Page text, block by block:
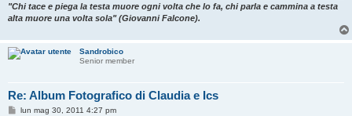
"Chi tace e piega la testa muore ogni volta che lo fa, chi parla e cammina a testa
alta muore una volta sola" (Giovanni Falcone).
Sandrobico
Senior member
Re: Album Fotografico di Claudia e Ics
Mlun mag 30, 2011 4:27 pm